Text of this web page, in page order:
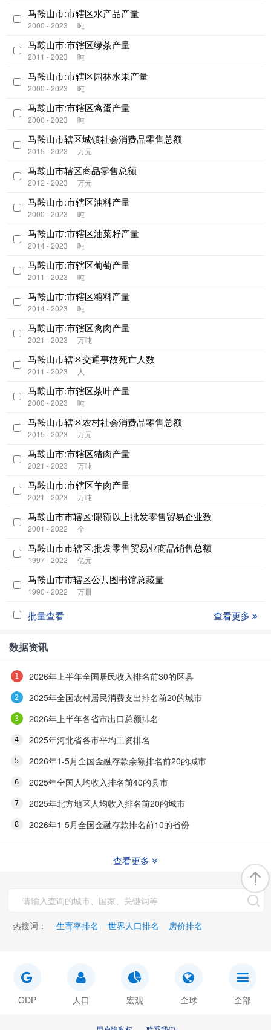
马鞍山市:市辖区水产品产量
2000 - 2023 吨
马鞍山市:市辖区绿茶产量
2011 - 2023 吨
马鞍山市:市辖区园林水果产量
2000 - 2023 吨
马鞍山市:市辖区禽蛋产量
2000 - 2023 吨
马鞍山市辖区城镇社会消费品零售总额
2015 - 2023 万元
马鞍山市辖区商品零售总额
2012 - 2023 万元
马鞍山市:市辖区油料产量
2000 - 2023 吨
马鞍山市:市辖区油菜籽产量
2014 - 2023 吨
马鞍山市:市辖区葡萄产量
2011 - 2023 吨
马鞍山市:市辖区糖料产量
2014 - 2023 吨
马鞍山市:市辖区禽肉产量
2021 - 2023 万吨
马鞍山市辖区交通事故死亡人数
2011 - 2023 人
马鞍山市:市辖区茶叶产量
2000 - 2023 吨
马鞍山市辖区农村社会消费品零售总额
2015 - 2023 万元
马鞍山市:市辖区猪肉产量
2021 - 2023 万吨
马鞍山市:市辖区羊肉产量
2021 - 2023 万吨
马鞍山市市辖区:限额以上批发零售贸易企业数
2001 - 2022 个
马鞍山市市辖区:批发零售贸易业商品销售总额
1997 - 2022 亿元
马鞍山市市辖区公共图书馆总藏量
1990 - 2022 万册
批量查看 查看更多
数据资讯
2026年上半年全国居民收入排名前30的区县
2025年全国农村居民消费支出排名前20的城市
2026年上半年各省市出口总额排名
2025年河北省各市平均工资排名
2026年1-5月全国金融存款余额排名前20的城市
2025年全国人均收入排名前40的县市
2025年北方地区人均收入排名前20的城市
2026年1-5月全国金融存款排名前10的省份
查看更多
热搜词： 生育率排名 世界人口排名 房价排名
GDP 人口 宏观 全球 全部